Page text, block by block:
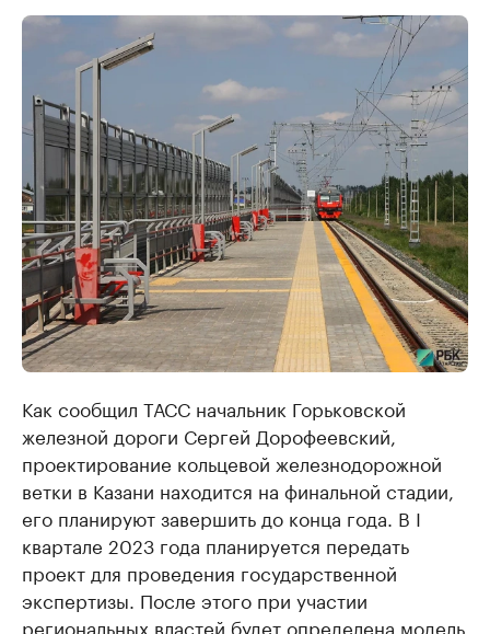
Как сообщил ТАСС начальник Горьковской
железной дороги Сергей Дорофеевский,
проектирование кольцевой железнодорожной
ветки в Казани находится на финальной стадии,
его планируют завершить до конца года. В I
квартале 2023 года планируется передать
проект для проведения государственной
экспертизы. После этого при участии
региональных властей будет определена модель